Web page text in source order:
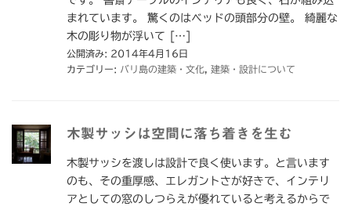
まれています。 驚くのはベッドの頭部分の壁。 綺麗な
木の彫り物が浮いて […]
公開済み: 2014年4月16日
カテゴリー: バリ島の建築・文化 建築・設計について
木製サッシは空間に落ち着きを生む
木製サッシを渡しは設計で良く使います。と言います
のも、その重厚感、エレガントさが好きで、インテリ
アとしての窓のしつらえが優れていると考えるからで